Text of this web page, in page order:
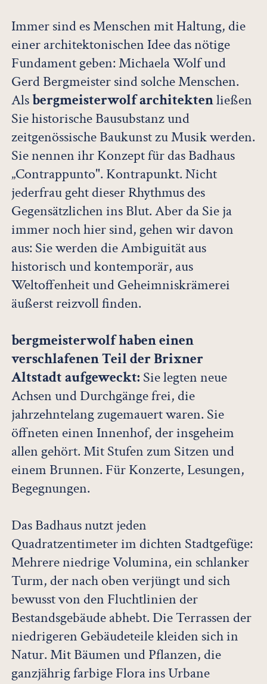
Immer sind es Menschen mit Haltung, die
einer architektonischen Idee das nötige
Fundament geben: Michaela Wolf und
Gerd Bergmeister sind solche Menschen.
Alsbergmeisterwolf architektenließen
Sie historische Bausubstanz und
zeitgenössische Baukunst zu Musik werden.
Sie nennen ihr Konzept für das Badhaus
„Contrappunto". Kontrapunkt. Nicht
jederfrau geht dieser Rhythmus des
Gegensätzlichen ins Blut. Aber da Sie ja
immer noch hier sind, gehen wir davon
aus: Sie werden die Ambiguität aus
historisch und kontemporär, aus
Weltoffenheit und Geheimniskrämerei
äußerst reizvoll finden.
bergmeisterwolf haben einen
verschlafenen Teil der Brixner
Altstadt aufgeweckt: Sie legten neue
Achsen und Durchgänge frei, die
jahrzehntelang zugemauert waren. Sie
öffneten einen Innenhof, der insgeheim
allen gehört. Mit Stufen zum Sitzen und
einem Brunnen. Für Konzerte, Lesungen,
Begegnungen.
Das Badhaus nutzt jeden
Quadratzentimeter im dichten Stadtgefüge:
Mehrere niedrige Volumina, ein schlanker
Turm, der nach oben verjüngt und sich
bewusst von den Fluchtlinien der
Bestandsgebäude abhebt. Die Terrassen der
niedrigeren Gebäudeteile kleiden sich in
Natur. Mit Bäumen und Pflanzen, die
ganzjährig farbige Flora ins Urbane